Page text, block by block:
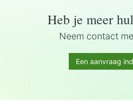
Heb je meer
Neem contact
Een aanvraag